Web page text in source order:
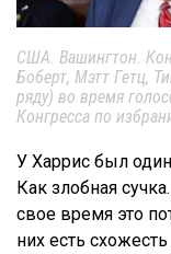
США. Вашингтон.
Боберт, Мэтт Гетц,
ряду) во время
Конгресса по
У Харрис был
Как злобная
свое время это
них есть